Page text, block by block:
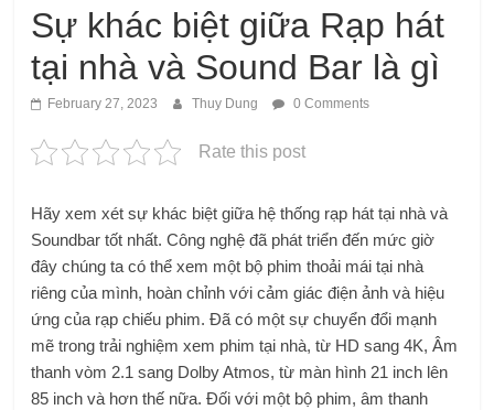
Sự khác biệt giữa Rạp hát
tại nhà và Sound Bar là gì
February 27, 2023 Thuy Dung 0 Comments
Rate this post
Hãy xem xét sự khác biệt giữa hệ thống rạp hát tại nhà và
Soundbar tốt nhất. Công nghệ đã phát triển đến mức giờ
đây chúng ta có thể xem một bộ phim thoải mái tại nhà
riêng của mình, hoàn chỉnh với cảm giác điện ảnh và hiệu
ứng của rạp chiếu phim. Đã có một sự chuyển đổi mạnh
mẽ trong trải nghiệm xem phim tại nhà, từ HD sang 4K, Âm
thanh vòm 2.1 sang Dolby Atmos, từ màn hình 21 inch lên
85 inch và hơn thế nữa. Đối với một bộ phim, âm thanh